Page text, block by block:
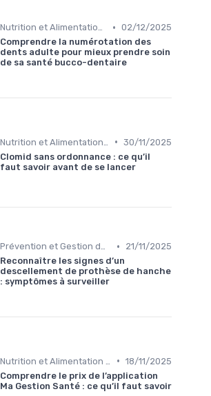
Nutrition et Alimentation Saine • 02/12/2025
Comprendre la numérotation des
dents adulte pour mieux prendre soin
de sa santé bucco-dentaire
• 30/11/2025
Clomid sans ordonnance : ce qu’il
faut savoir avant de se lancer
Prévention et Gestion des Blessures •
21/11/2025
Reconnaître les signes d’un
descellement de prothèse de hanche
: symptômes à surveiller
• 18/11/2025
Comprendre le prix de l’application
Ma Gestion Santé : ce qu’il faut savoir